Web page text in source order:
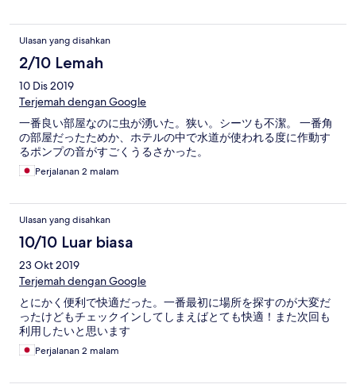
Ulasan yang disahkan
2/10 Lemah
10 Dis 2019
Terjemah dengan Google
一番良い部屋なのに虫が湧いた。狭い。シーツも不潔。 一番角
の部屋だったためか、ホテルの中で水道が使われる度に作動す
るポンプの音がすごくうるさかった。
Perjalanan 2 malam
Ulasan yang disahkan
10/10 Luar biasa
23 Okt 2019
Terjemah dengan Google
とにかく便利で快適だった。一番最初に場所を探すのが大変だ
ったけどもチェックインしてしまえばとても快適！また次回も
利用したいと思います
Perjalanan 2 malam